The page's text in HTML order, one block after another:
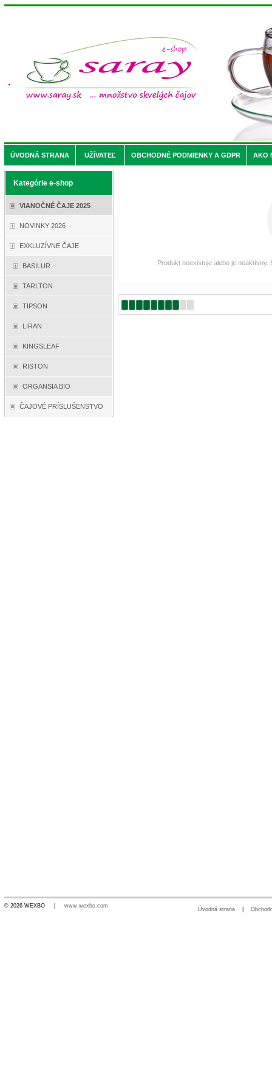
ÚVODNÁ STRANA UŽÍVATEĽ OBCHODNÉ PODMIENKY A GDPR AKO
Kategórie e-shop
VIANOČNÉ ČAJE 2025
NOVINKY 2026
EXKLUZÍVNE ČAJE
BASILUR
TARLTON
TIPSON
LIRAN
KINGSLEAF
RISTON
ORGANSIA BIO
ČAJOVÉ PRÍSLUŠENSTVO
Produkt neexistuje alebo je
© 2026 WEXBO | www.wexbo.com
Úvodná strana